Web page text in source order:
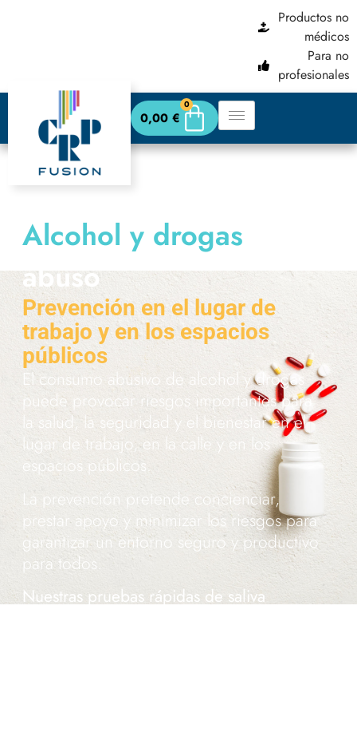
Productos no
médicos
Para no
profesionales
0,00€
0
Alcohol y drogas
abuso
Prevención en el lugar de
trabajo y en los espacios
públicos
El consumo abusivo de alcohol y drogas
puede provocar riesgos importantes para
la salud, la seguridad y el bienestar en el
lugar de trabajo, en la calle y en los
espacios públicos.
La prevención pretende concienciar,
prestar apoyo y minimizar los riesgos para
garantizar un entorno seguro y productivo
para todos.
Nuestras pruebas rápidas de saliva